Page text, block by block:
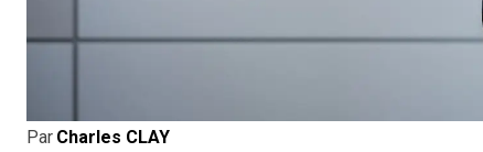
Par Charles CLAY